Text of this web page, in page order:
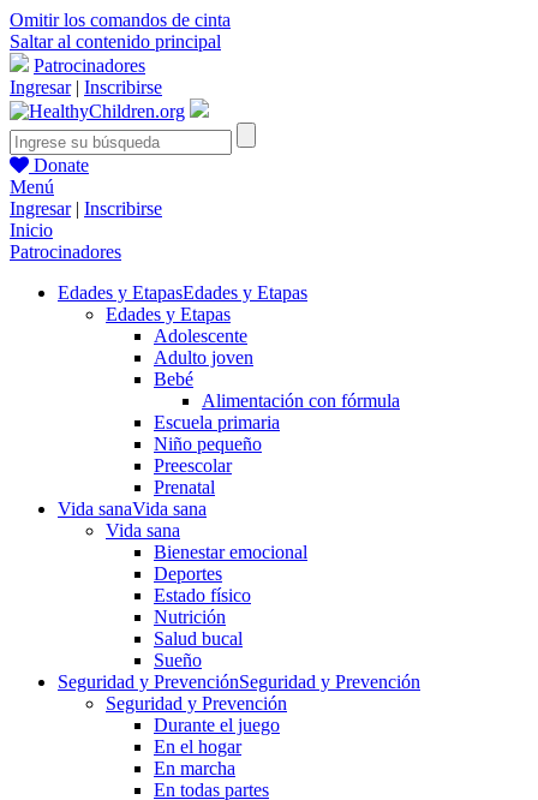
Omitir los comandos de cinta
Saltar al contenido principal
Patrocinadores
Ingresar| Inscribirse
Donate
Menú
Ingresar| Inscribirse
Inicio
Patrocinadores
Edades y EtapasEdades y Etapas
Edades y Etapas
Adolescente
Adulto joven
Bebé
Alimentación con fórmula
Escuela primaria
Niño pequeño
Preescolar
Prenatal
Vida sanaVida sana
Vida sana
Bienestar emocional
Deportes
Estado físico
Nutrición
Salud bucal
Sueño
Seguridad y PrevenciónSeguridad y Prevención
Seguridad y Prevención
Durante el juego
En el hogar
En marcha
En todas partes